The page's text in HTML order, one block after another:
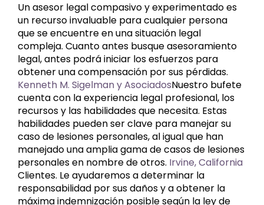
Un asesor legal compasivo y experimentado es
un recurso invaluable para cualquier persona
que se encuentre en una situación legal
compleja. Cuanto antes busque asesoramiento
legal, antes podrá iniciar los esfuerzos para
obtener una compensación por sus pérdidas.
Kenneth M. Sigelman y AsociadosNuestro bufete
cuenta con la experiencia legal profesional, los
recursos y las habilidades que necesita. Estas
habilidades pueden ser clave para manejar su
caso de lesiones personales, al igual que han
manejado una amplia gama de casos de lesiones
personales en nombre de otros. Irvine, California
Clientes. Le ayudaremos a determinar la
responsabilidad por sus daños y a obtener la
máxima indemnización posible según la ley de